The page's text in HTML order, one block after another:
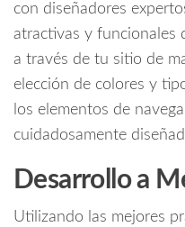
con diseñadores
atractivas y funcionales
a través de tu sitio de
elección de colores y
los elementos de
cuidadosamente
Desarrollo a
Utilizando las mejores